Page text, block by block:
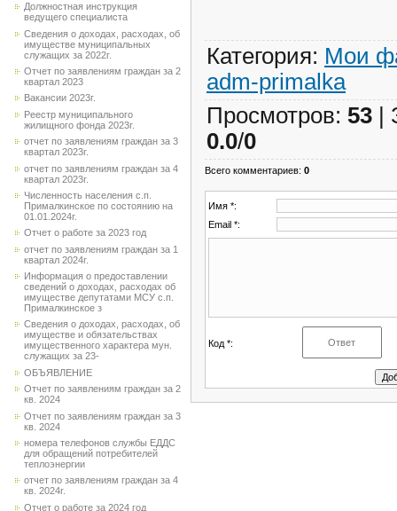
Должностная инструкция
ведущего специалиста
Сведения о доходах, расходах, об
имуществе муниципальных
служащих за 2022г.
Отчет по заявлениям граждан за 2
квартал 2023
Вакансии 2023г.
Реестр муниципального
жилищного фонда 2023г.
отчет по заявлениям граждан за 3
квартал 2023г.
отчет по заявлениям граждан за 4
квартал 2023г.
Численность населения с.п.
Прималкинское по состоянию на
01.01.2024г.
Отчет о работе за 2023 год
отчет по заявлениям граждан за 1
квартал 2024г.
Информация о предоставлении
сведений о доходах, расходах об
имуществе депутатами МСУ с.п.
Прималкинское з
Сведения о доходах, расходах, об
имуществе и обязательствах
имущественного характера мун.
служащих за 23-
ОБЪЯВЛЕНИЕ
Отчет по заявлениям граждан за 2
кв. 2024
Отчет по заявлениям граждан за 3
кв. 2024
номера телефонов службы ЕДДС
для обращений потребителей
теплоэнергии
отчет по заявлениям граждан за 4
кв. 2024г.
Отчет о работе за 2024 год
Категория: Мои
adm-primalka
Просмотров: 53 |
0.0/0
Всего комментариев: 0
Имя *:
Email *:
Код *: